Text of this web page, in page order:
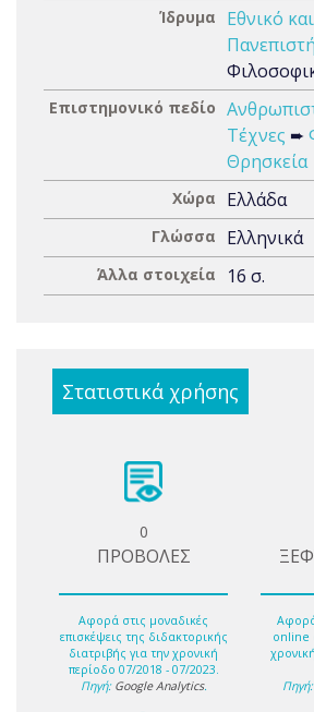
Ίδρυμα
Εθνικό
Επιστημονικό πεδίο
Τέχνες ➨
Θρησκεία
Χώρα Ελλάδα
Γλώσσα Ελληνικά
Άλλα στοιχεία 16 σ.
Στατιστικά χρήσης
0
ΠΡΟΒΟΛΕΣ
Αφορά στις μοναδικές
επισκέψεις της διδακτορικής
διατριβής για την χρονική
περίοδο 07/2018 - 07/2023.
Πηγή: Google Analytics.
online
Πηγή: